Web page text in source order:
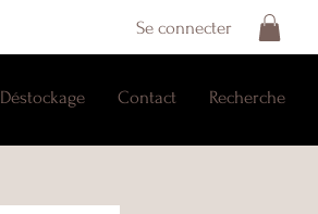
Se connecter
Déstockage Contact Recherche